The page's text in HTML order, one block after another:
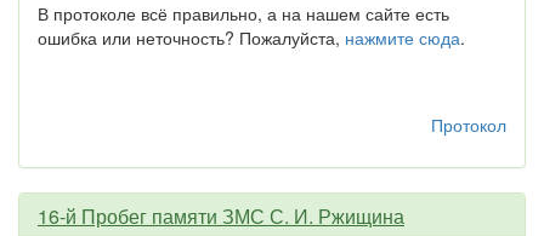
В протоколе всё правильно, а на нашем сайте есть
ошибка или неточность? Пожалуйста, нажмите сюда.
Протокол
16-й Пробег памяти ЗМС С. И. Ржищина